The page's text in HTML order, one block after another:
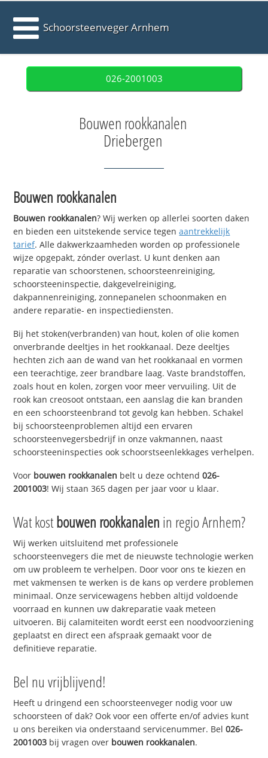
Schoorsteenveger Arnhem
026-2001003
Bouwen rookkanalen
Driebergen
Bouwen rookkanalen
Bouwen rookkanalen? Wij werken op allerlei soorten daken
en bieden een uitstekende service tegenaantrekkelijk
tarief. Alle dakwerkzaamheden worden op professionele
wijze opgepakt, zónder overlast. U kunt denken aan
reparatie van schoorstenen, schoorsteenreiniging,
schoorsteeninspectie, dakgevelreiniging,
dakpannenreiniging, zonnepanelen schoonmaken en
andere reparatie- en inspectiediensten.
Bij het stoken(verbranden) van hout, kolen of olie komen
onverbrande deeltjes in het rookkanaal. Deze deeltjes
hechten zich aan de wand van het rookkanaal en vormen
een teerachtige, zeer brandbare laag. Vaste brandstoffen,
zoals hout en kolen, zorgen voor meer vervuiling. Uit de
rook kan creosoot ontstaan, een aanslag die kan branden
en een schoorsteenbrand tot gevolg kan hebben. Schakel
bij schoorsteenproblemen altijd een ervaren
schoorsteenvegersbedrijf in onze vakmannen, naast
schoorsteeninspecties ook schoorstseenlekkages verhelpen.
Voor bouwen rookkanalen belt u deze ochtend026-
2001003! Wij staan 365 dagen per jaar voor u klaar.
Wat kostbouwen rookkanalen in regio Arnhem?
Wij werken uitsluitend met professionele
schoorsteenvegers die met de nieuwste technologie werken
om uw probleem te verhelpen. Door voor ons te kiezen en
met vakmensen te werken is de kans op verdere problemen
minimaal. Onze servicewagens hebben altijd voldoende
voorraad en kunnen uw dakreparatie vaak meteen
uitvoeren. Bij calamiteiten wordt eerst een noodvoorziening
geplaatst en direct een afspraak gemaakt voor de
definitieve reparatie.
Bel nu vrijblijvend!
Heeft u dringend een schoorsteenveger nodig voor uw
schoorsteen of dak? Ook voor een offerte en/of advies kunt
u ons bereiken via onderstaand servicenummer. Bel026-
2001003 bij vragen over bouwen rookkanalen.